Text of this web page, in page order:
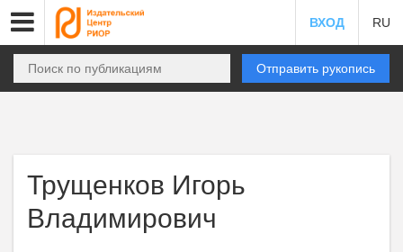
ВХОД RU
Отправить рукопись
Трущенков Игорь
Владимирович